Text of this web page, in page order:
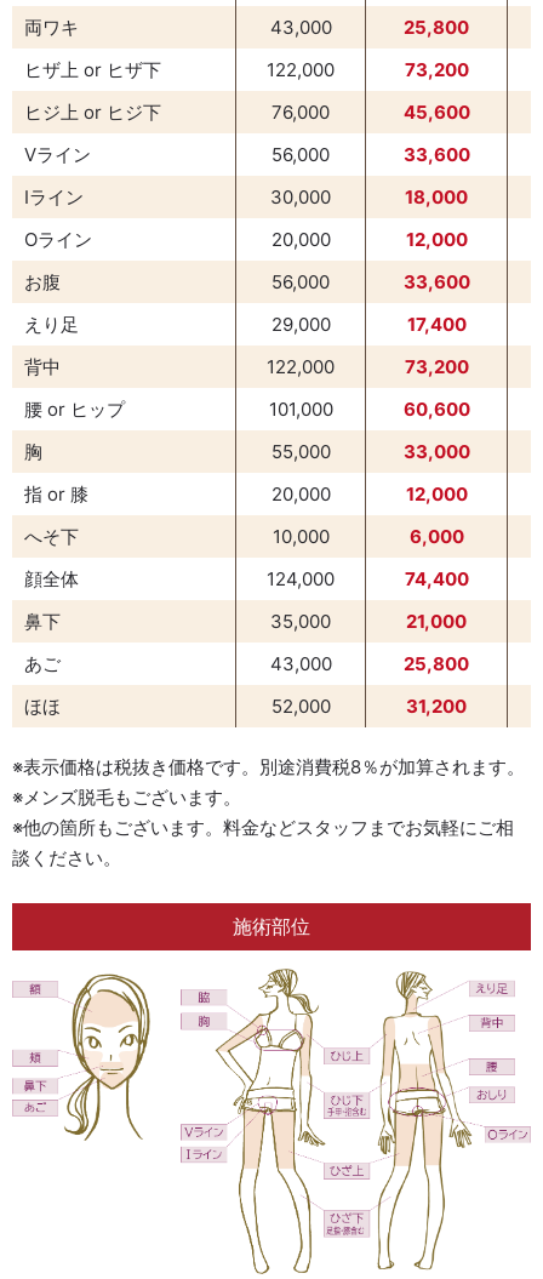
両ワキ 43,000
25,800
ヒザ上 or ヒザ下
122,000
73,200
ヒジ上 or ヒジ下
76,000
45,600
Vライン
56,000
33,600
Iライン
30,000
18,000
Oライン
20,000
12,000
お腹
56,000
33,600
えり足
29,000
17,400
背中
122,000
73,200
腰 or ヒップ
101,000
60,600
胸
55,000
33,000
指 or 膝
20,000
12,000
へそ下
10,000
6,000
顔全体
124,000
74,400
鼻下
35,000
21,000
あご
43,000
25,800
ほほ
52,000 31,200
※表示価格は税抜き価格です。別途消費税8％が加算されます。
※メンズ脱毛もございます。
※他の箇所もございます。料金などスタッフまでお気軽にご相
談ください。
施術部位